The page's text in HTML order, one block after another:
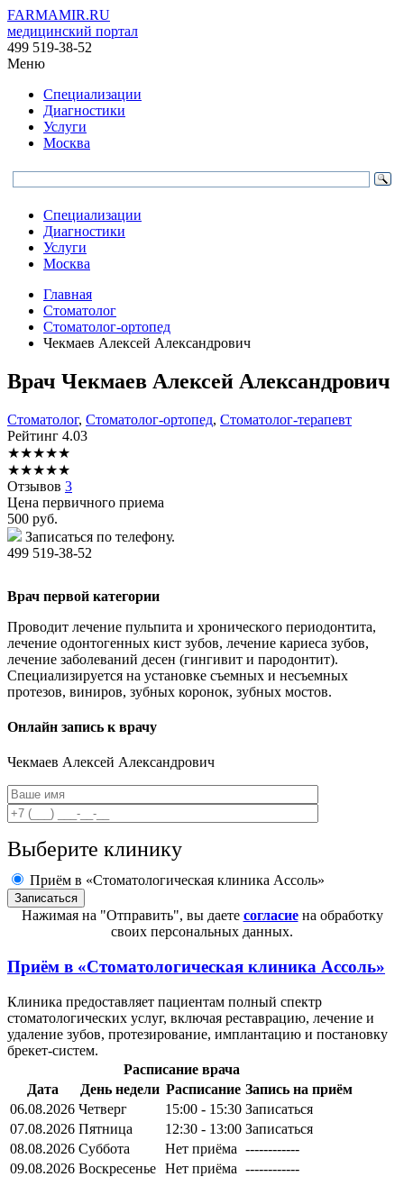
FARMAMIR.RU
медицинский портал
499 519-38-52
Меню
Специализации
Диагностики
Услуги
Москва
Специализации
Диагностики
Услуги
Москва
Главная
Стоматолог
Стоматолог-ортопед
Чекмаев Алексей Александрович
Врач Чекмаев Алексей Александрович
Стоматолог, Стоматолог-ортопед, Стоматолог-терапевт
Рейтинг 4.03
★★★★★
★★★★★
Отзывов 3
Цена первичного приема
500 руб.
Записаться по телефону.
499 519-38-52
Врач первой категории
Проводит лечение пульпита и хронического периодонтита,
лечение одонтогенных кист зубов, лечение кариеса зубов,
лечение заболеваний десен (гингивит и пародонтит).
Специализируется на установке съемных и несъемных
протезов, виниров, зубных коронок, зубных мостов.
Онлайн запись к врачу
Чекмаев Алексей Александрович
Выберите клинику
Приём в «Стоматологическая клиника Ассоль»
Нажимая на "Отправить", вы даете согласиена обработку
своих персональных данных.
Приём в «Стоматологическая клиника Ассоль»
Клиника предоставляет пациентам полный спектр
стоматологических услуг, включая реставрацию, лечение и
удаление зубов, протезирование, имплантацию и постановку
брекет-систем.
Расписание врача
Дата
День недели Расписание Запись на приём
06.08.2026 Четверг 15:00 - 15:30 Записаться
07.08.2026 Пятница 12:30 - 13:00 Записаться
08.08.2026 Суббота Нет приёма ------------
09.08.2026 Воскресенье Нет приёма ------------